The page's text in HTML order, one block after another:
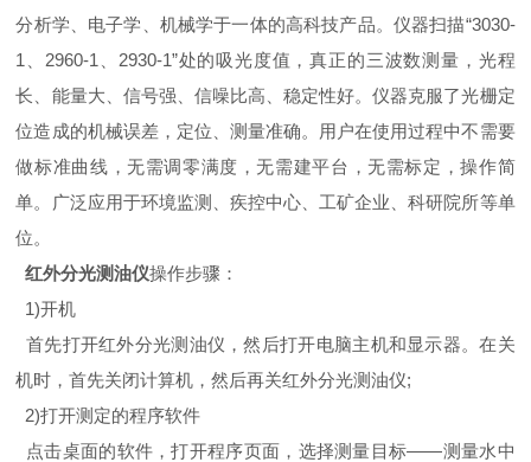
分析学、电子学、机械学于一体的高科技产品。仪器扫描“3030-
1、2960-1、2930-1”处的吸光度值，真正的三波数测量，光程
长、能量大、信号强、信噪比高、稳定性好。仪器克服了光栅定
位造成的机械误差，定位、测量准确。用户在使用过程中不需要
做标准曲线，无需调零满度，无需建平台，无需标定，操作简
单。广泛应用于环境监测、疾控中心、工矿企业、科研院所等单
位。
红外分光测油仪操作步骤：
1)开机
首先打开红外分光测油仪，然后打开电脑主机和显示器。在关
机时，首先关闭计算机，然后再关红外分光测油仪;
2)打开测定的程序软件
点击桌面的软件，打开程序页面，选择测量目标——测量水中